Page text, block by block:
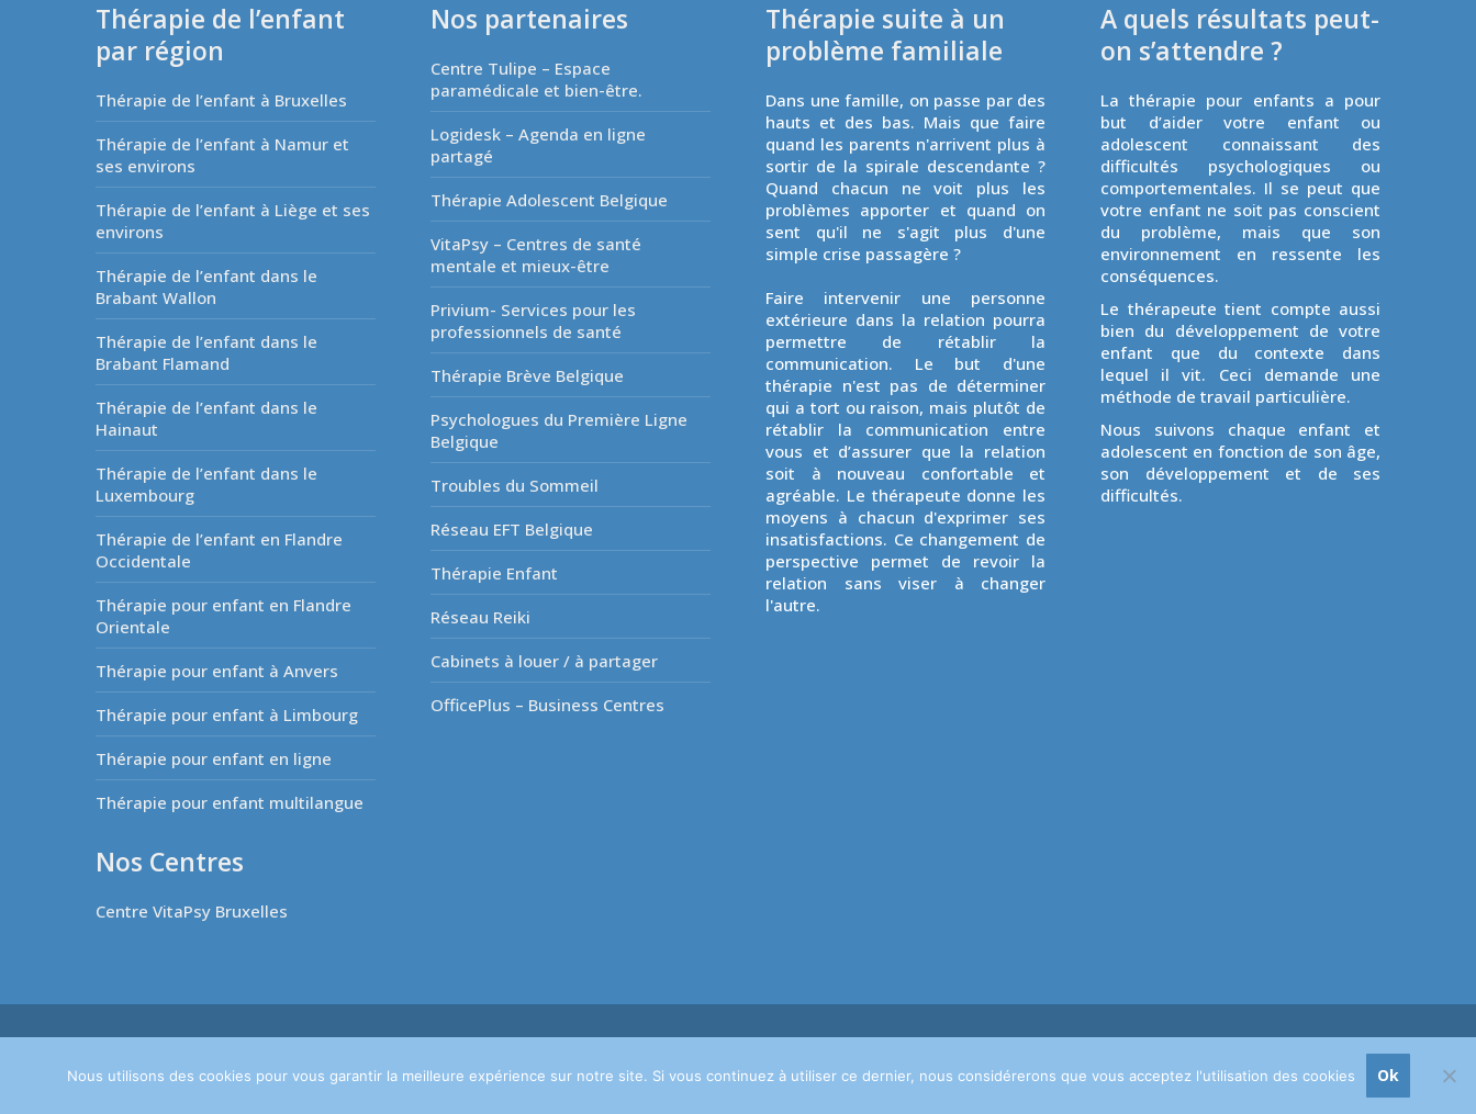
Thérapie de l’enfant
par région
Thérapie de l’enfant à Bruxelles
Thérapie de l’enfant à Namur et
ses environs
Thérapie de l’enfant à Liège et ses
environs
Thérapie de l’enfant dans le
Brabant Wallon
Thérapie de l’enfant dans le
Brabant Flamand
Thérapie de l’enfant dans le
Hainaut
Thérapie de l’enfant dans le
Luxembourg
Thérapie de l’enfant en Flandre
Occidentale
Thérapie pour enfant en Flandre
Orientale
Thérapie pour enfant à Anvers
Thérapie pour enfant à Limbourg
Thérapie pour enfant en ligne
Thérapie pour enfant multilangue
Nos partenaires
Centre Tulipe – Espace
paramédicale et bien-être.
Logidesk – Agenda en ligne
partagé
Thérapie Adolescent Belgique
VitaPsy – Centres de santé
mentale et mieux-être
Privium- Services pour les
professionnels de santé
Thérapie Brève Belgique
Psychologues du Première Ligne
Belgique
Troubles du Sommeil
Réseau EFT Belgique
Thérapie Enfant
Réseau Reiki
Cabinets à louer / à partager
OfficePlus – Business Centres
Thérapie suite à un
problème familiale
Dans une famille, on passe par des
hauts et des bas. Mais que faire
quand les parents n'arrivent plus à
sortir de la spirale descendante ?
Quand chacun ne voit plus les
problèmes apporter et quand on
sent qu'il ne s'agit plus d'une
simple crise passagère ?
Faire intervenir une personne
extérieure dans la relation pourra
permettre de rétablir la
communication. Le but d'une
thérapie n'est pas de déterminer
qui a tort ou raison, mais plutôt de
rétablir la communication entre
vous et d’assurer que la relation
soit à nouveau confortable et
agréable. Le thérapeute donne les
moyens à chacun d'exprimer ses
insatisfactions. Ce changement de
perspective permet de revoir la
relation sans viser à changer
l'autre.
A quels résultats peut-
on s’attendre ?
La thérapie pour enfants a pour
but d’aider votre enfant ou
adolescent connaissant des
difficultés psychologiques ou
comportementales. Il se peut que
votre enfant ne soit pas conscient
du problème, mais que son
environnement en ressente les
conséquences.
Le thérapeute tient compte aussi
bien du développement de votre
enfant que du contexte dans
lequel il vit. Ceci demande une
méthode de travail particulière.
Nous suivons chaque enfant et
adolescent en fonction de son âge,
son développement et de ses
difficultés.
Nos Centres
Centre VitaPsy Bruxelles
Politique de Protection de la Vie Privée
Nous utilisons des cookies pour vous garantir la meilleure expérience sur notre site. Si vous continuez à utiliser ce dernier, nous considérerons que vous acceptez l'utilisation des cookies Ok